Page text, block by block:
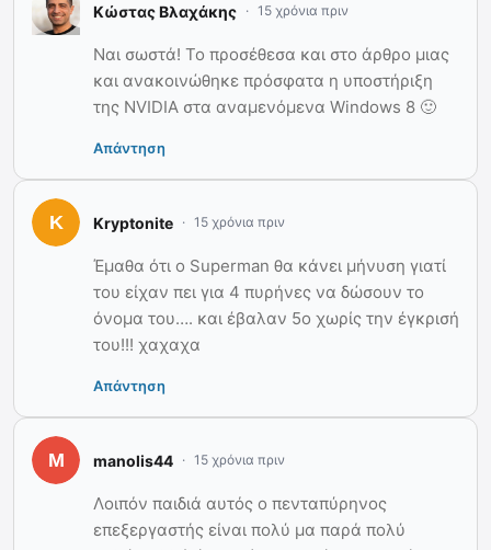
Κώστας Βλαχάκης 15 χρόνια πριν
Ναι σωστά! Το προσέθεσα και στο άρθρο μιας
και ανακοινώθηκε πρόσφατα η υποστήριξη
της NVIDIA στα αναμενόμενα Windows 8 🙂
Απάντηση
Kryptonite 15 χρόνια πριν
Έμαθα ότι ο Superman θα κάνει μήνυση γιατί
του είχαν πει για 4 πυρήνες να δώσουν το
όνομα του…. και έβαλαν 5ο χωρίς την έγκρισή
του!!! χαχαχα
Απάντηση
manolis44 15 χρόνια πριν
Λοιπόν παιδιά αυτός ο πενταπύρηνος
επεξεργαστής είναι πολύ μα παρά πολύ